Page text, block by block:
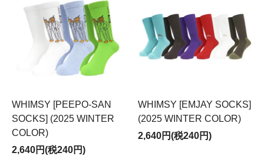
WHIMSY [PEEPO-SAN
SOCKS] (2025 WINTER
COLOR)
2,640円(税240円)
WHIMSY [EMJAY SOCKS]
(2025 WINTER COLOR)
2,640円(税240円)